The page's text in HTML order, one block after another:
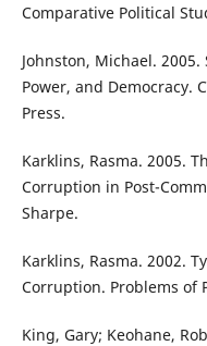
Comparative Political
Johnston, Michael.
Power, and Democracy.
Press.
Karklins, Rasma. 2005.
Corruption in Post-
Sharpe.
Karklins, Rasma. 2002.
Corruption. Problems of
King, Gary; Keohane,